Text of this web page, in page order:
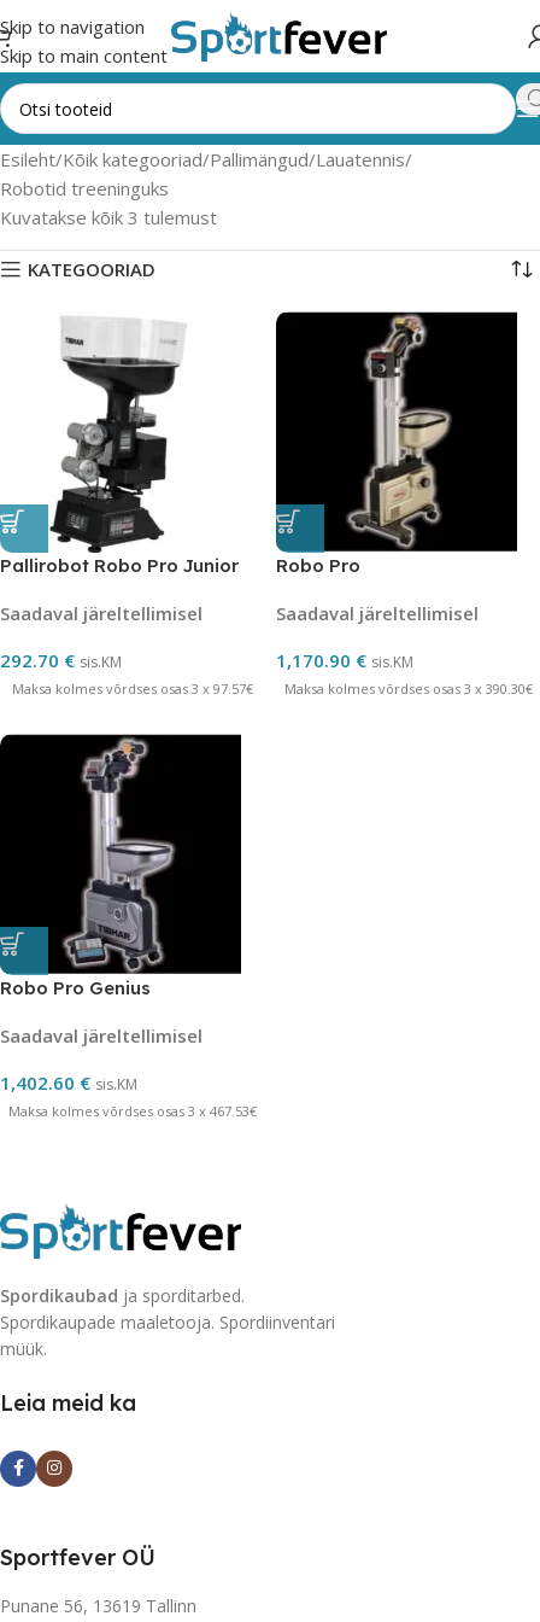
Skip to navigation
Skip to main content
Esileht Kõik kategooriad Pallimängud Lauatennis
Robotid treeninguks
Kuvatakse kõik 3 tulemust
KATEGOORIAD
Pallirobot Robo Pro Junior
Saadaval järeltellimisel
292.70 € sis.KM
Maksa kolmes võrdses osas 3 x 97.57€
Robo Pro
Saadaval järeltellimisel
1,170.90 € sis.KM
Maksa kolmes võrdses osas 3 x 390.30€
Robo Pro Genius
Saadaval järeltellimisel
1,402.60 € sis.KM
Maksa kolmes võrdses osas 3 x 467.53€
Spordikaubad ja sporditarbed.
Spordikaupade maaletooja. Spordiinventari
müük.
Leia meid ka
Sportfever OÜ
Punane 56, 13619 Tallinn